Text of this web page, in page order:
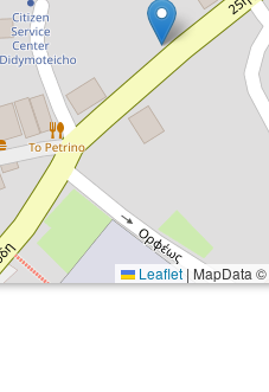
Leaflet | MapData ©